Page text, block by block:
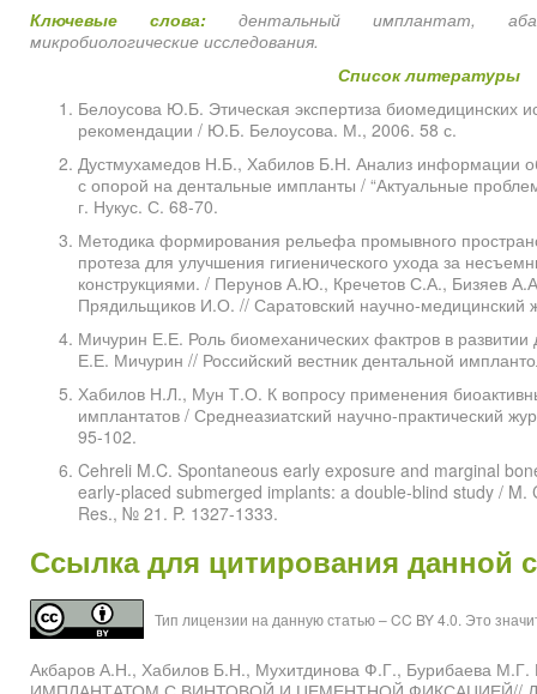
Ключевые слова: дентальный имплантат,
микробиологические исследования.
Список литературы
Белоусова Ю.Б. Этическая экспертиза биомедицинских
рекомендации / Ю.Б. Белоусова. М., 2006. 58 с.
Дустмухамедов Н.Б., Хабилов Б.Н. Анализ информации
с опорой на дентальные импланты / “Актуальные
г. Нукус. С. 68-70.
Методика формирования рельефа промывного
протеза для улучшения гигиенического ухода за
конструкциями. / Перунов А.Ю., Кречетов С.А., Бизяев
Прядильщиков И.О. // Саратовский научно-
Мичурин Е.Е. Роль биомеханических фактров в
Е.Е. Мичурин // Российский вестник дентальной
Хабилов Н.Л., Мун Т.О. К вопросу применения
имплантатов / Среднеазиатский научно-практический
95-102.
Cehreli M.C. Spontaneous early exposure and marginal
early-placed submerged implants: a double-blind study /
Res., № 21. P. 1327-1333.
Ссылка для цитирования данной
Тип лицензии на данную статью – CC BY 4.0. Это
Акбаров А.Н., Хабилов Б.Н., Мухитдинова Ф.Г.,